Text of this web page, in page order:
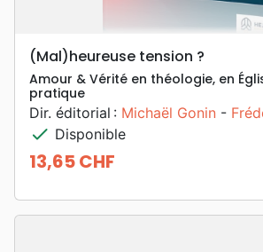
(Mal)heureuse tension ?
Amour & Vérité en théologie, en
pratique
Dir. éditorial : Michaël Gonin -
check Disponible
Prix
13,65 CHF